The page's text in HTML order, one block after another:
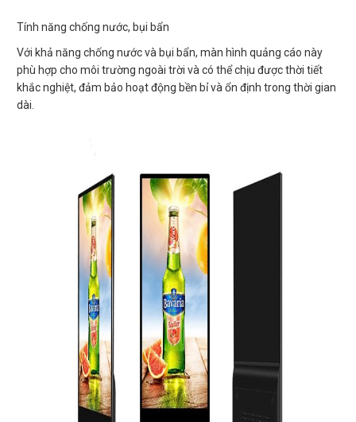
Tính năng chống nước, bụi bẩn
Với khả năng chống nước và bụi bẩn, màn hình quảng cáo này
phù hợp cho môi trường ngoài trời và có thể chịu được thời tiết
khắc nghiệt, đảm bảo hoạt động bền bỉ và ổn định trong thời gian
dài.